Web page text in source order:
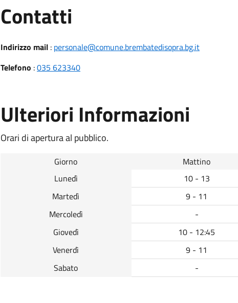
Contatti
Indirizzo mail: personale@comune.brembatedisopra.bg.it
Telefono :035 623340
Ulteriori Informazioni
Orari di apertura al pubblico.
Giorno Mattino
Lunedì
10 - 13
Martedì
9 - 11
Mercoledì
-
Giovedì
10 - 12:45
Venerdì
9 - 11
Sabato
-